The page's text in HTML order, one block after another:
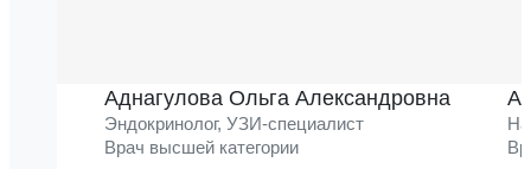
Аднагулова Ольга Александровна
Эндокринолог, УЗИ-специалист
Врач высшей категории